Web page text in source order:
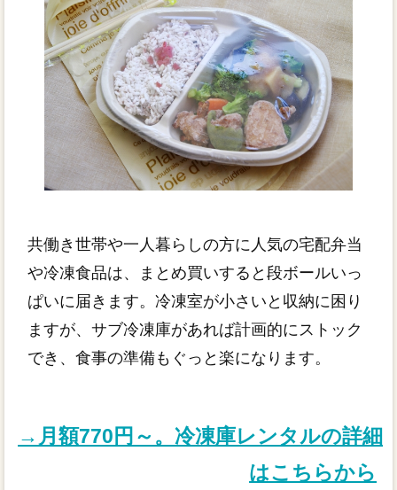
共働き世帯や一人暮らしの方に人気の宅配弁当
や冷凍食品は、まとめ買いすると段ボールいっ
ぱいに届きます。冷凍室が小さいと収納に困り
ますが、サブ冷凍庫があれば計画的にストック
でき、食事の準備もぐっと楽になります。
→月額770円～。冷凍庫レンタルの詳細
はこちらから